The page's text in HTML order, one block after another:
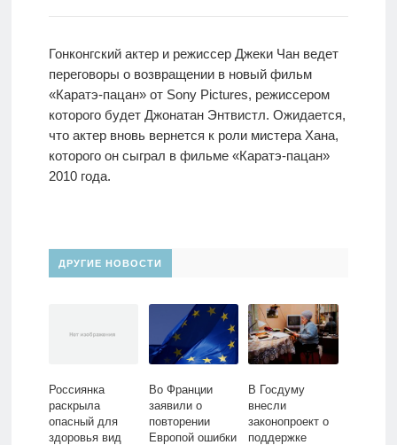
Гонконгский актер и режиссер Джеки Чан ведет
переговоры о возвращении в новый фильм
«Каратэ-пацан» от Sony Pictures, режиссером
которого будет Джонатан Энтвистл. Ожидается,
что актер вновь вернется к роли мистера Хана,
которого он сыграл в фильме «Каратэ-пацан»
2010 года.
ДРУГИЕ НОВОСТИ
Россиянка
раскрыла
опасный для
здоровья вид
Во Франции
заявили о
повторении
Европой ошибки
В Госдуму
внесли
законопроект о
поддержке